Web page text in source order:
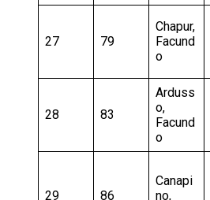
27 79
Chapur,
Facund
o
28 83
Arduss
o,
Facund
o
29 86
Canapi
no,